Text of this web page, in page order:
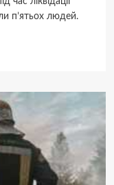
п’ятьох людей.